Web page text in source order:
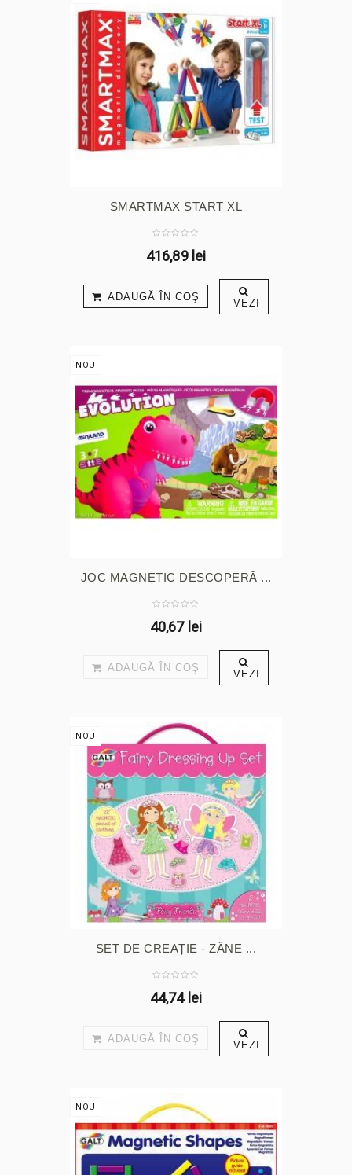
SMARTMAX START XL
416,89 lei
ADAUGĂ ÎN COŞ VEZI
NOU
JOC MAGNETIC DESCOPERĂ ...
40,67 lei
ADAUGĂ ÎN COŞ VEZI
NOU
SET DE CREAȚIE - ZÂNE ...
44,74 lei
ADAUGĂ ÎN COŞ VEZI
NOU